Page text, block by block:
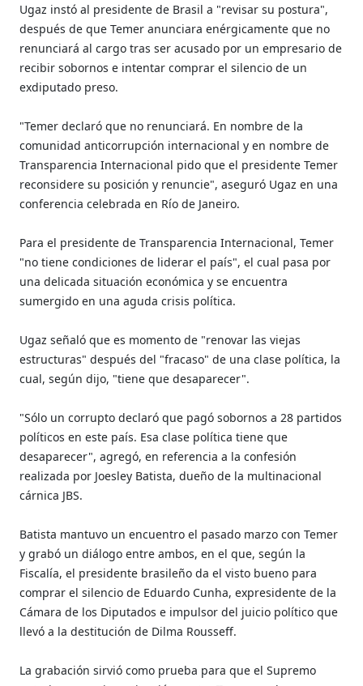
Ugaz instó al presidente de Brasil a "revisar su postura",
después de que Temer anunciara enérgicamente que no
renunciará al cargo tras ser acusado por un empresario de
recibir sobornos e intentar comprar el silencio de un
exdiputado preso.
"Temer declaró que no renunciará. En nombre de la
comunidad anticorrupción internacional y en nombre de
Transparencia Internacional pido que el presidente Temer
reconsidere su posición y renuncie", aseguró Ugaz en una
conferencia celebrada en Río de Janeiro.
Para el presidente de Transparencia Internacional, Temer
"no tiene condiciones de liderar el país", el cual pasa por
una delicada situación económica y se encuentra
sumergido en una aguda crisis política.
Ugaz señaló que es momento de "renovar las viejas
estructuras" después del "fracaso" de una clase política, la
cual, según dijo, "tiene que desaparecer".
"Sólo un corrupto declaró que pagó sobornos a 28 partidos
políticos en este país. Esa clase política tiene que
desaparecer", agregó, en referencia a la confesión
realizada por Joesley Batista, dueño de la multinacional
cárnica JBS.
Batista mantuvo un encuentro el pasado marzo con Temer
y grabó un diálogo entre ambos, en el que, según la
Fiscalía, el presidente brasileño da el visto bueno para
comprar el silencio de Eduardo Cunha, expresidente de la
Cámara de los Diputados e impulsor del juicio político que
llevó a la destitución de Dilma Rousseff.
La grabación sirvió como prueba para que el Supremo